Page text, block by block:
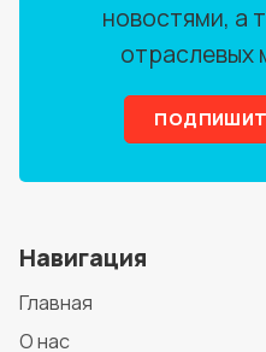
новостями, а
отраслевых
Навигация
Главная
О нас